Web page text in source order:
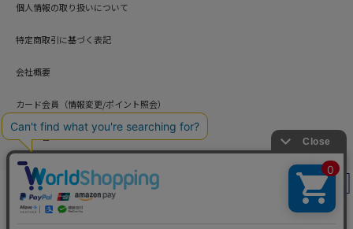
絞り込み
個人情報の取り扱いについて
特定商取引に基づく表記
会社概要
カード会員（情報変更/ポイント照会）